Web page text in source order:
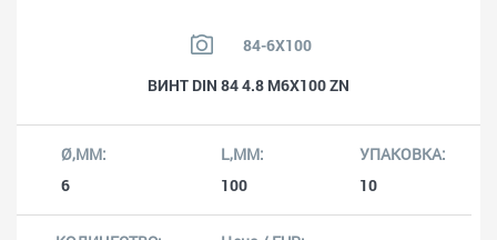
84-6X100
ВИНТ DIN 84 4.8 M6X100 ZN
6 100 10